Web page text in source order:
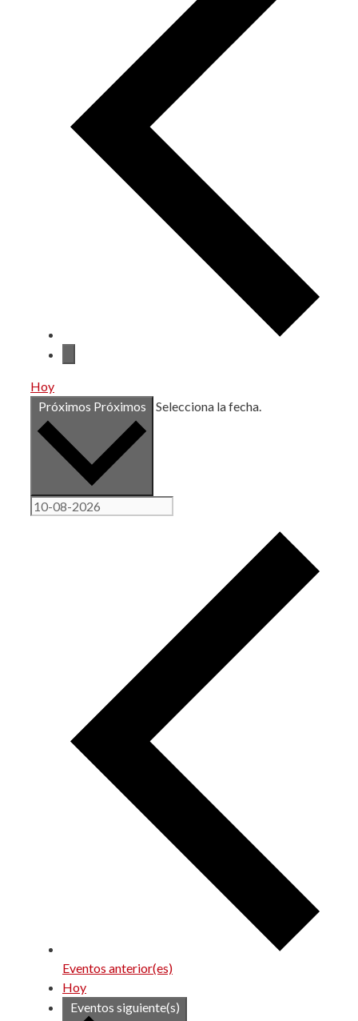
Hoy
Próximos Próximos Selecciona la fecha.
Eventos anterior(es)
Hoy
Eventos siguiente(s)